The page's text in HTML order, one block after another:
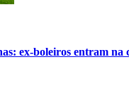
ex-boleiros entram